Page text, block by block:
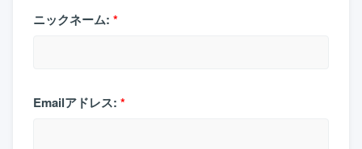
ニックネーム: *
Emailアドレス: *